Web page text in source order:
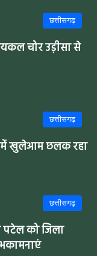
छत्तीसगढ़
चोर उड़ीसा से
छत्तीसगढ़
में खुलेआम छलक रहा
छत्तीसगढ़
पटेल को जिला